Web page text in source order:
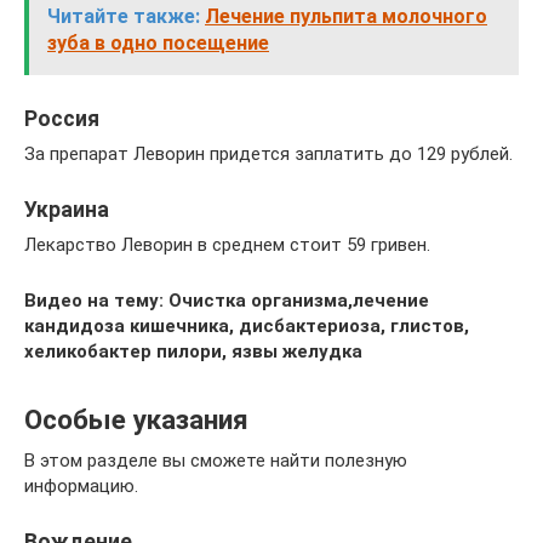
Читайте также: Лечение пульпита молочного
зуба в одно посещение
Россия
За препарат Леворин придется заплатить до 129 рублей.
Украина
Лекарство Леворин в среднем стоит 59 гривен.
Видео на тему: Очистка организма,лечение
кандидоза кишечника, дисбактериоза, глистов,
хеликобактер пилори, язвы желудка
Особые указания
В этом разделе вы сможете найти полезную
информацию.